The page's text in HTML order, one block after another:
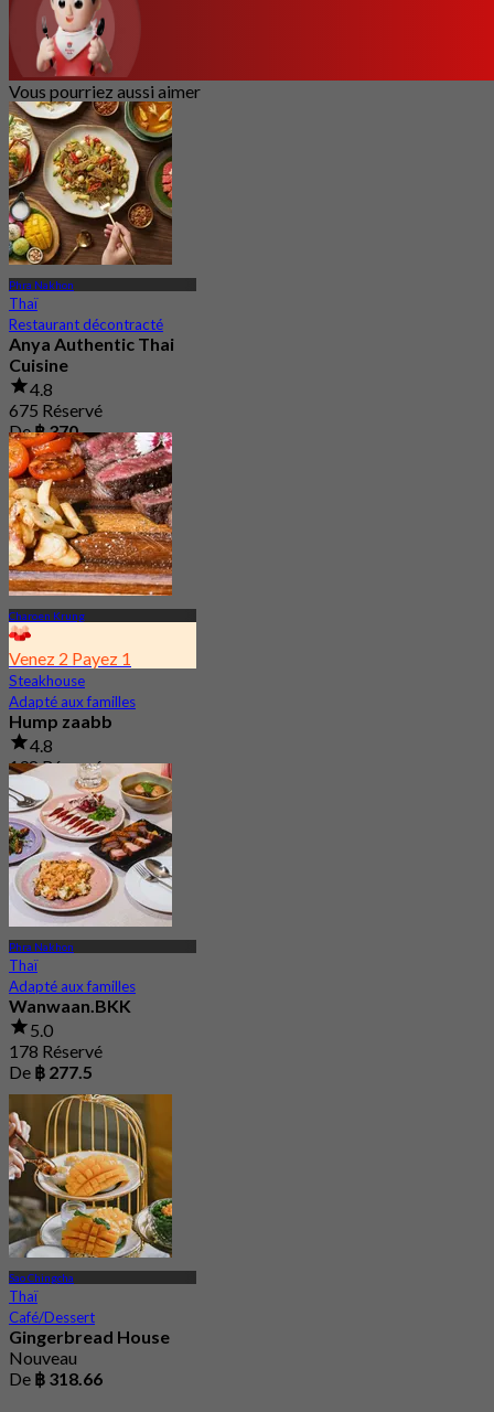
Vous pourriez aussi aimer
Phra Nakhon
Thaï
Restaurant décontracté
Anya Authentic Thai
Cuisine
4.8
675 Réservé
De฿ 370
Charoen Krung
Venez 2 Payez 1
Steakhouse
Adapté aux familles
Hump zaabb
4.8
198 Réservé
De
฿ 495
Phra Nakhon
Thaï
Adapté aux familles
Wanwaan.BKK
5.0
178 Réservé
De ฿ 277.5
Sao Chingcha
Thaï
Café/Dessert
Gingerbread House
Nouveau
De ฿ 318.66